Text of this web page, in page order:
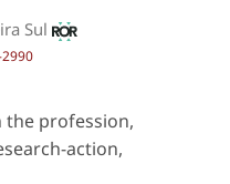
Sul
the profession,
action,